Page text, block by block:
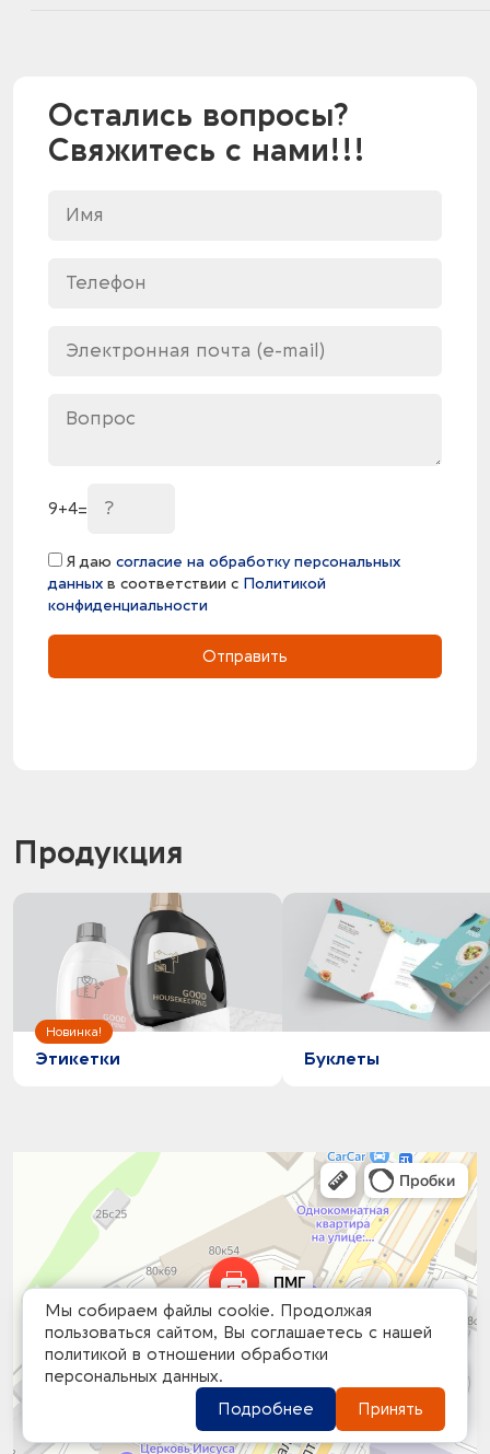
Остались вопросы?
Свяжитесь с нами!!!
9+4=
Я даю согласие на обработку персональных
данных в соответствии с Политикой
конфиденциальности
Отправить
Продукция
Этикетки Буклеты
Мы собираем файлы cookie. Продолжая
пользоваться сайтом, Вы соглашаетесь с нашей
политикой в отношении обработки
персональных данных.
Подробнее
Принять